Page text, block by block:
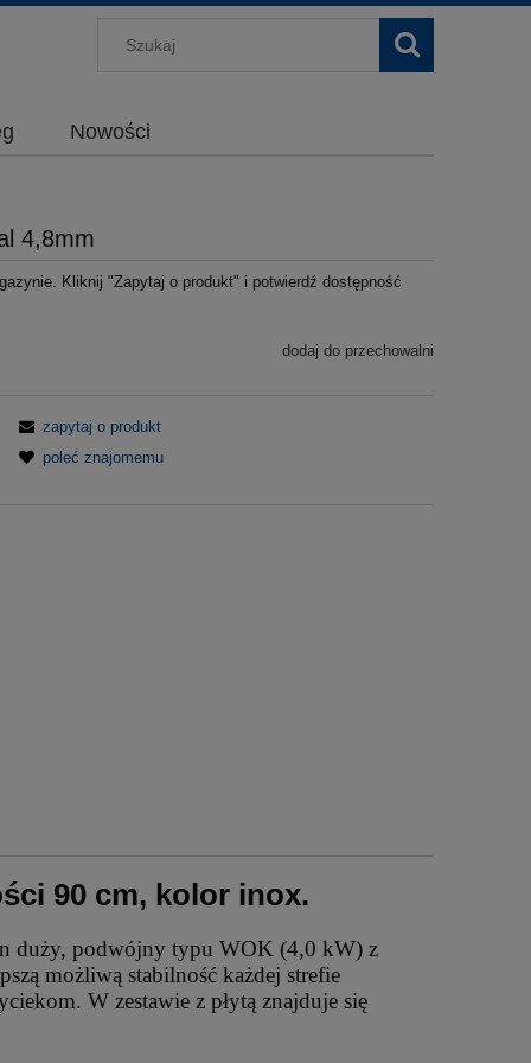
Nowości
4,8mm
Kliknij "Zapytaj o produkt" i potwierdź dostępność
dodaj do przechowalni
zapytaj o produkt
poleć znajomemu
90 cm, kolor inox.
duży, podwójny typu WOK (4,0 kW) z
możliwą stabilność każdej strefie
W zestawie z płytą znajduje się